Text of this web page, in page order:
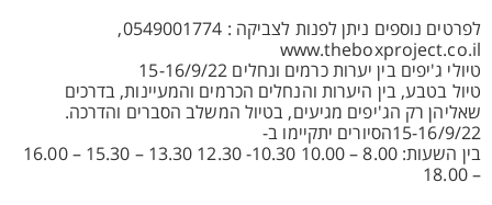
לפרטים נוספים ניתן לפנות לצביקה : 0549001774,
www.theboxproject.co.il
טיולי ג'יפים בין יערות כרמים ונחלים 15-16/9/22
טיול בטבע, בין היערות והנחלים הכרמים והמעיינות, בדרכים
שאליהן רק הג'יפים מגיעים, בטיול המשלב הסברים והדרכה.
15-16/9/22הסיורים יתקיימו ב-
בין השעות: 8.00 – 10.00 10.30- 12.30 13.30 – 15.30 – 16.00
– 18.00